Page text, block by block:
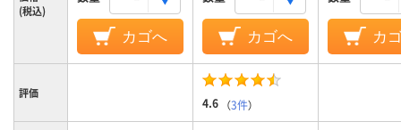
(税込)
カゴへ カゴへ カ
評価
4.6 （3件）